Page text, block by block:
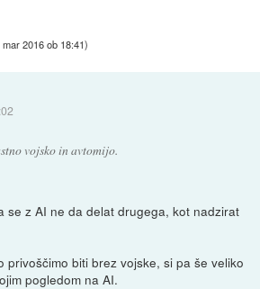
mar 2016 ob 18:41)
vojsko in avtomijo.
se z AI ne da delat drugega, kot nadzirat
privoščimo biti brez vojske, si pa še veliko
pogledom na AI.